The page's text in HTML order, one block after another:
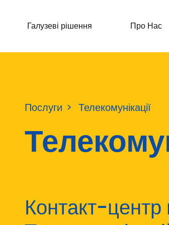
Галузеві рішення Про Нас
Послуги Телекомунікації
Контакт-центр